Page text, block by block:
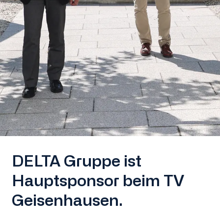
DELTA Gruppe ist
Hauptsponsor beim TV
Geisenhausen.